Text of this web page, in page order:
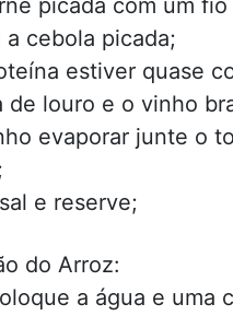
picada com um fio
cebola picada;
estiver quase
de louro e o vinho
evaporar junte o
e reserve;
do Arroz:
a água e uma